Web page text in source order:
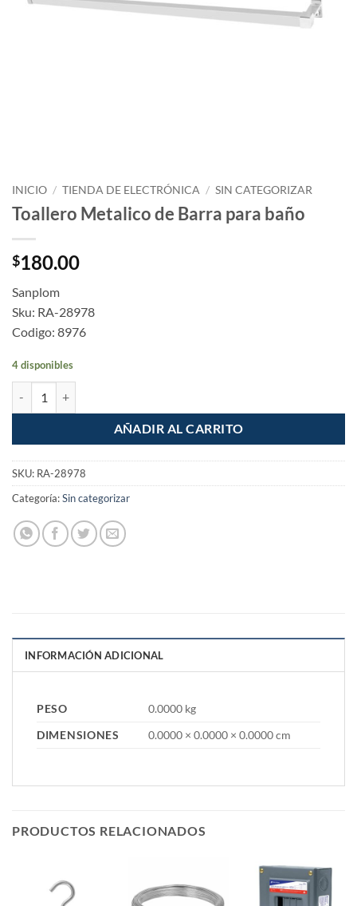
INICIO / TIENDA DE ELECTRÓNICA / SIN CATEGORIZAR
Toallero Metalico de Barra para baño
$180.00
Sanplom
Sku: RA-28978
Codigo: 8976
4 disponibles
AÑADIR AL CARRITO
SKU: RA-28978
Categoría:Sin categorizar
INFORMACIÓN ADICIONAL
PESO
0.0000 kg
DIMENSIONES
0.0000 × 0.0000 × 0.0000 cm
PRODUCTOS RELACIONADOS